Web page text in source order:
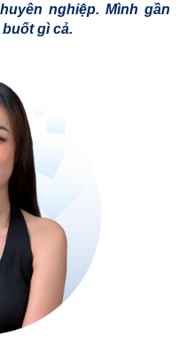
nghiệp. Mình gần
gì cả.